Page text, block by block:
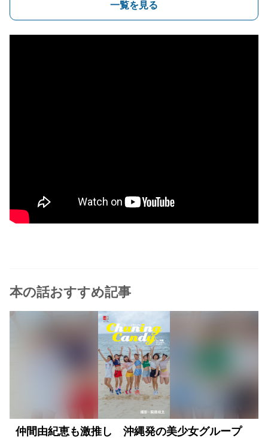
一覧を見る
本の話おすすめ記事
仲間由紀恵も激推し 沖縄発の美少女グループ